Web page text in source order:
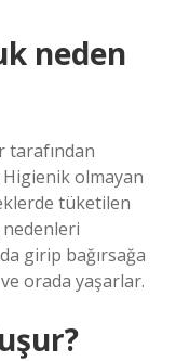
neden
tarafından
olmayan
tüketilen
girip bağırsağa
orada yaşarlar.